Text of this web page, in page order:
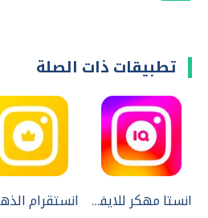
تطبيقات ذات الصلة
انستا مهكر للايفون